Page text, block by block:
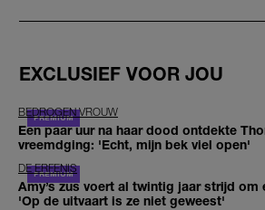
EXCLUSIEF VOOR JOU
BEDROGEN VROUW
Een paar uur na haar dood ontdekte
vreemdging: 'Echt, mijn bek viel open'
DE ERFENIS
Amy’s zus voert al twintig jaar strijd om
'Op de uitvaart is ze niet geweest'